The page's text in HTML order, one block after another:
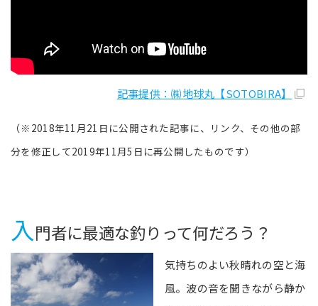
記事提供：㈱地球丸【SOTOBIRA】
（※2018年11月21日に公開された記事に、リンク、その他の部
分を修正して2019年11月5日に再公開したものです）
入門者に最適な釣りって何だろう？
気持ちのよい秋晴れの空と海
風。波の音を聞きながら静か